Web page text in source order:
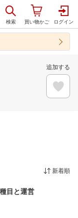
追加する
新着順
目と運営